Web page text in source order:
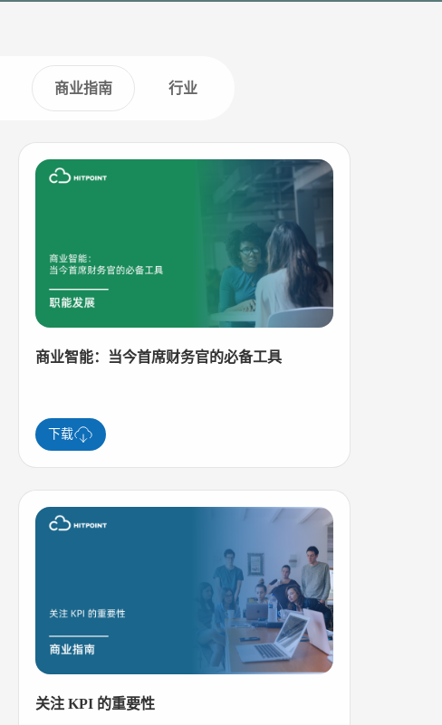
商业指南 行业
商业智能：当今首席财务官的必备工具
下载
关注 KPI 的重要性